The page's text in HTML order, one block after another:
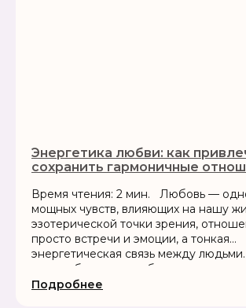
Энергетика любви: как
сохранить гармоничные
Время чтения: 2 мин. Любовь — одно из самых
мощных чувств, влияющих на нашу
эзотерической точки зрения,
просто встречи и эмоции, а тонкая
энергетическая связь между
так, чтобы эта связь была...
Подробнее